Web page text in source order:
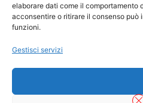
elaborare dati come il comportamento
acconsentire o ritirare il consenso
funzioni.
Gestisci servizi